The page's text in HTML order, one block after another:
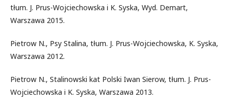
tłum. J. Prus-Wojciechowska i K. Syska, Wyd. Demart,
Warszawa 2015.
Pietrow N., Psy Stalina, tłum. J. Prus-Wojciechowska, K. Syska,
Warszawa 2012.
Pietrow N., Stalinowski kat Polski Iwan Sierow, tłum. J. Prus-
Wojciechowska i K. Syska, Warszawa 2013.